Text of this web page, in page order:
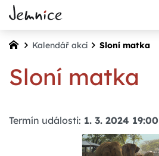
Kalendář akcí Sloní matka
Sloní matka
Termín události: 1. 3. 2024 19:00